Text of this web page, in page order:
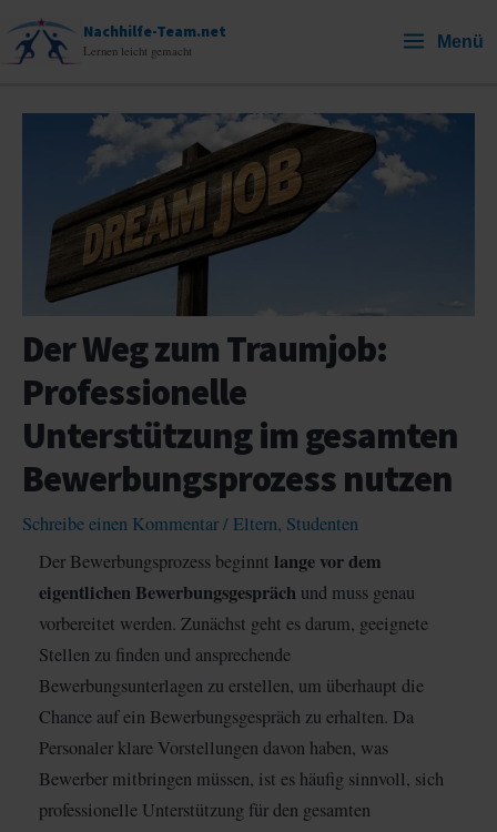
Inhalt
Nachhilfe-Team.net
Lernen leicht gemacht Menü
Der Weg zum Traumjob:
Professionelle
Unterstützung im gesamten
Bewerbungsprozess nutzen
Schreibe einen Kommentar/ Eltern, Studenten
Der Bewerbungsprozess beginnt lange vor dem
eigentlichen Bewerbungsgespräch und muss genau
vorbereitet werden. Zunächst geht es darum, geeignete
Stellen zu finden und ansprechende
Bewerbungsunterlagen zu erstellen, um überhaupt die
Chance auf ein Bewerbungsgespräch zu erhalten. Da
Personaler klare Vorstellungen davon haben, was
Bewerber mitbringen müssen, ist es häufig sinnvoll, sich
professionelle Unterstützung für den gesamten